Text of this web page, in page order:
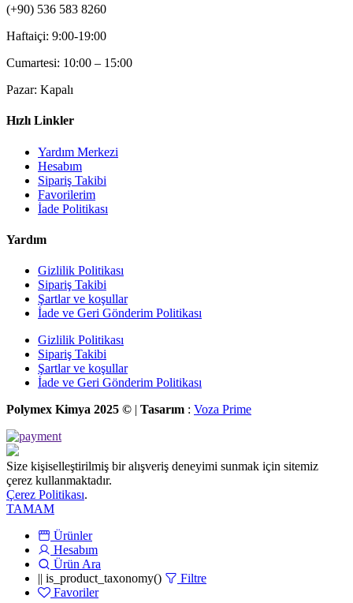
(+90) 536 583 8260
Haftaiçi: 9:00-19:00
Cumartesi: 10:00 – 15:00
Pazar: Kapalı
Hızlı Linkler
Yardım Merkezi
Hesabım
Sipariş Takibi
Favorilerim
İade Politikası
Yardım
Gizlilik Politikası
Sipariş Takibi
Şartlar ve koşullar
İade ve Geri Gönderim Politikası
Gizlilik Politikası
Sipariş Takibi
Şartlar ve koşullar
İade ve Geri Gönderim Politikası
Polymex Kimya 2025 © | Tasarım : Voza Prime
Size kişiselleştirilmiş bir alışveriş deneyimi sunmak için sitemiz
çerez kullanmaktadır.
Çerez Politikası.
TAMAM
Ürünler
Hesabım
Ürün Ara
|| is_product_taxonomy()
Filtre
Favoriler